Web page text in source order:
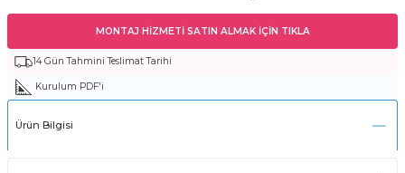
MONTAJ HİZMETİ SATIN ALMAK İÇİN TIKLA
14 Gün Tahmini Teslimat Tarihi
Kurulum PDF'i
Ürün Bilgisi